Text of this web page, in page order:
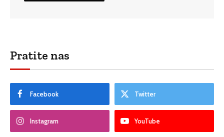
Pratite nas
Facebook Twitter
Instagram YouTube